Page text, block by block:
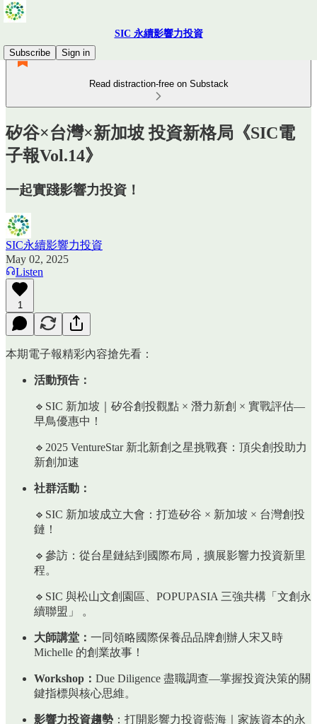
SIC 永續影響力投資
Subscribe
Sign in
Read distraction-free on Substack
矽谷×台灣×新加坡 投資新格局《SIC電
子報Vol.14》
一起實踐影響力投資！
SIC永續影響力投資
May 02, 2025
Listen
1
本期電子報精彩內容搶先看：
活動預告：
🔹SIC 新加坡｜矽谷創投觀點 × 潛力新創 × 實戰評估—
早鳥優惠中！
🔹2025 VentureStar 新北新創之星挑戰賽：頂尖創投助力
新創加速
社群活動：
🔹SIC 新加坡成立大會：打造矽谷 × 新加坡 × 台灣創投
鏈！
🔹參訪：從台星鏈結到國際布局，擴展影響力投資新里
程。
🔹SIC 與松山文創園區、POPUPASIA 三強共構「文創永
續聯盟」 。
大師講堂： 一同領略國際保養品品牌創辦人宋又時
Michelle 的創業故事！
Workshop： Due Diligence 盡職調查—掌握投資決策的關
鍵指標與核心思維。
影響力投資趨勢 ：打開影響力投資藍海｜家族資本的永